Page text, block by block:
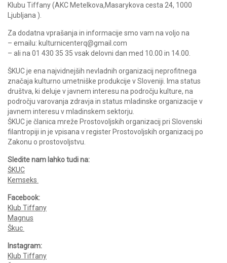
Klubu Tiffany (AKC Metelkova,Masarykova cesta 24, 1000
Ljubljana ).
Za dodatna vprašanja in informacije smo vam na voljo na
– emailu: kulturnicenterq@gmail.com
– ali na 01 430 35 35 vsak delovni dan med 10.00 in 14.00.
ŠKUC je ena najvidnejših nevladnih organizacij neprofitnega
značaja kulturno umetniške produkcije v Sloveniji. Ima status
društva, ki deluje v javnem interesu na področju kulture, na
področju varovanja zdravja in status mladinske organizacije v
javnem interesu v mladinskem sektorju.
ŠKUC je članica mreže Prostovoljskih organizacij pri Slovenski
filantropiji in je vpisana v register Prostovoljskih organizacij po
Zakonu o prostovoljstvu.
Sledite nam lahko tudi na:
ŠKUC
Kemseks
Facebook:
Klub Tiffany
Magnus
Škuc
Instagram:
Klub Tiffany